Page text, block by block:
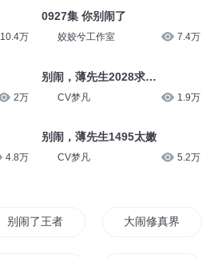
10.4万
2万
4.8万
0927集 你别闹了
姣姣兮工作室 7.4万
别闹，薄先生2028求…
CV梦凡 1.9万
别闹，薄先生1495太嫩
CV梦凡 5.2万
别闹了王者 大闹修真界